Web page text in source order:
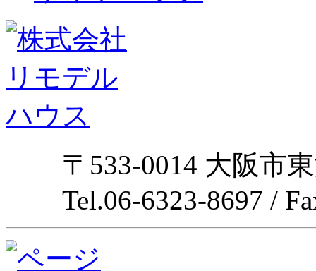
〒533-0014 大阪市
Tel.06-6323-8697 /